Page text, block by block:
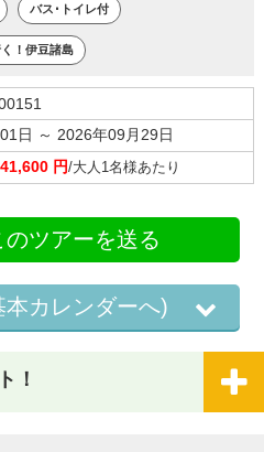
バス･トイレ付
！伊豆諸島
日 ～ 2026年09月29日
円/大人1名様あたり
のツアーを送る
カレンダーへ)
！